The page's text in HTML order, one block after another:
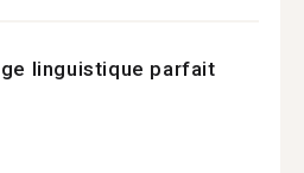
linguistique parfait